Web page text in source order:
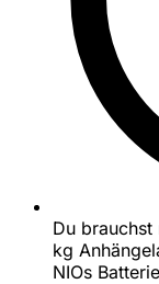
Du
kg
NIOs